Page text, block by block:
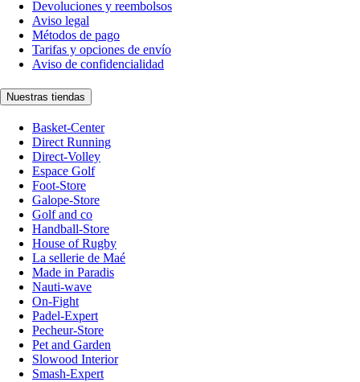
Devoluciones y reembolsos
Aviso legal
Métodos de pago
Tarifas y opciones de envío
Aviso de confidencialidad
Nuestras tiendas
Basket-Center
Direct Running
Direct-Volley
Espace Golf
Foot-Store
Galope-Store
Golf and co
Handball-Store
House of Rugby
La sellerie de Maé
Made in Paradis
Nauti-wave
On-Fight
Padel-Expert
Pecheur-Store
Pet and Garden
Slowood Interior
Smash-Expert